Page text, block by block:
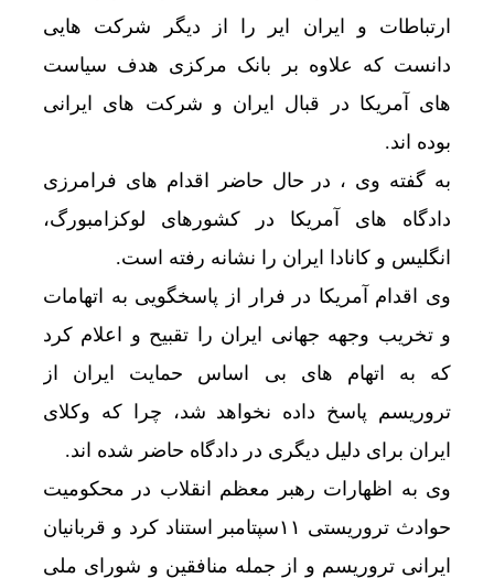
ارتباطات و ایران ایر را از دیگر شرکت هایی
دانست که علاوه بر بانک مرکزی هدف سیاست
های آمریکا در قبال ایران و شرکت های ایرانی
بوده اند.
به گفته وی ، در حال حاضر اقدام های فرامرزی
دادگاه های آمریکا در کشورهای لوکزامبورگ،
انگلیس و کانادا ایران را نشانه رفته است.
وی اقدام آمریکا در فرار از پاسخگویی به اتهامات
و تخریب وجهه جهانی ایران را تقبیح و اعلام کرد
که به اتهام های بی اساس حمایت ایران از
تروریسم پاسخ داده نخواهد شد، چرا که وکلای
ایران برای دلیل دیگری در دادگاه حاضر شده اند.
وی به اظهارات رهبر معظم انقلاب در محکومیت
حوادث تروریستی ۱۱سپتامبر استناد کرد و قربانیان
ایرانی تروریسم و از جمله منافقین و شورای ملی